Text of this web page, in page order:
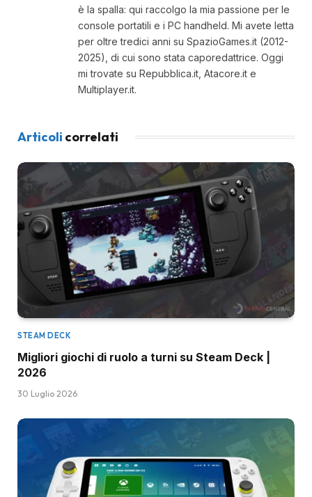
è la spalla: qui raccolgo la mia passione per le
console portatili e i PC handheld. Mi avete letta
per oltre tredici anni su SpazioGames.it (2012-
2025), di cui sono stata caporedattrice. Oggi
mi trovate su Repubblica.it, Atacore.it e
Multiplayer.it.
Articoli correlati
STEAM DECK
Migliori giochi di ruolo a turni su Steam Deck |
2026
30 Luglio 2026